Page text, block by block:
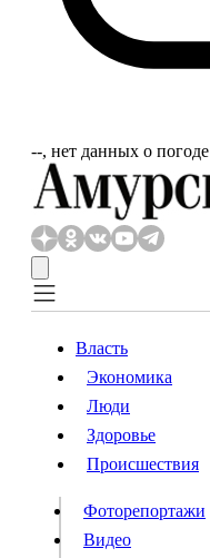
‐‐, нет данных о погоде
Власть
Происшествия
Видео
Конкурсы
Власть
Экономика
Люди
Здоровье
Происшествия
Фоторепортажи
Видео